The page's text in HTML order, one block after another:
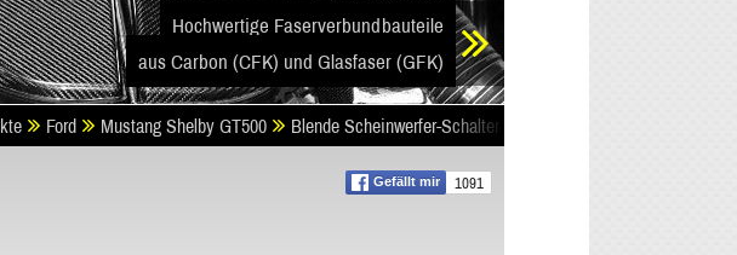
Hochwertige Faserverbundbauteile
aus Carbon (CFK) und Glasfaser (GFK)
Gefällt mir 1091
Ford Mustang Shelby GT500 Blende Scheinwerfer-Schalter aus Carbon (CFK)